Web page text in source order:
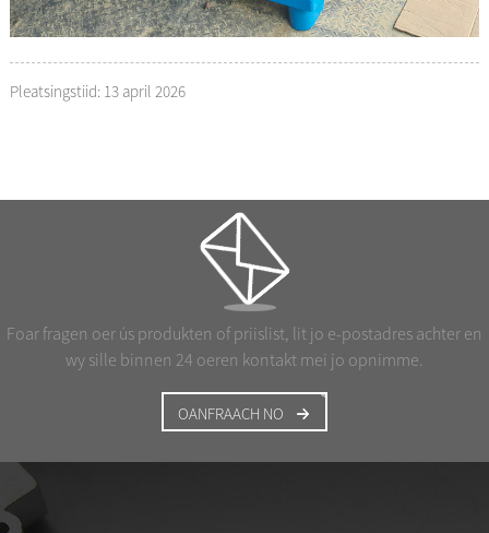
Pleatsingstiid: 13 april 2026
Foar fragen oer ús produkten of priislist, lit jo e-postadres achter en
wy sille binnen 24 oeren kontakt mei jo opnimme.
OANFRAACH NO